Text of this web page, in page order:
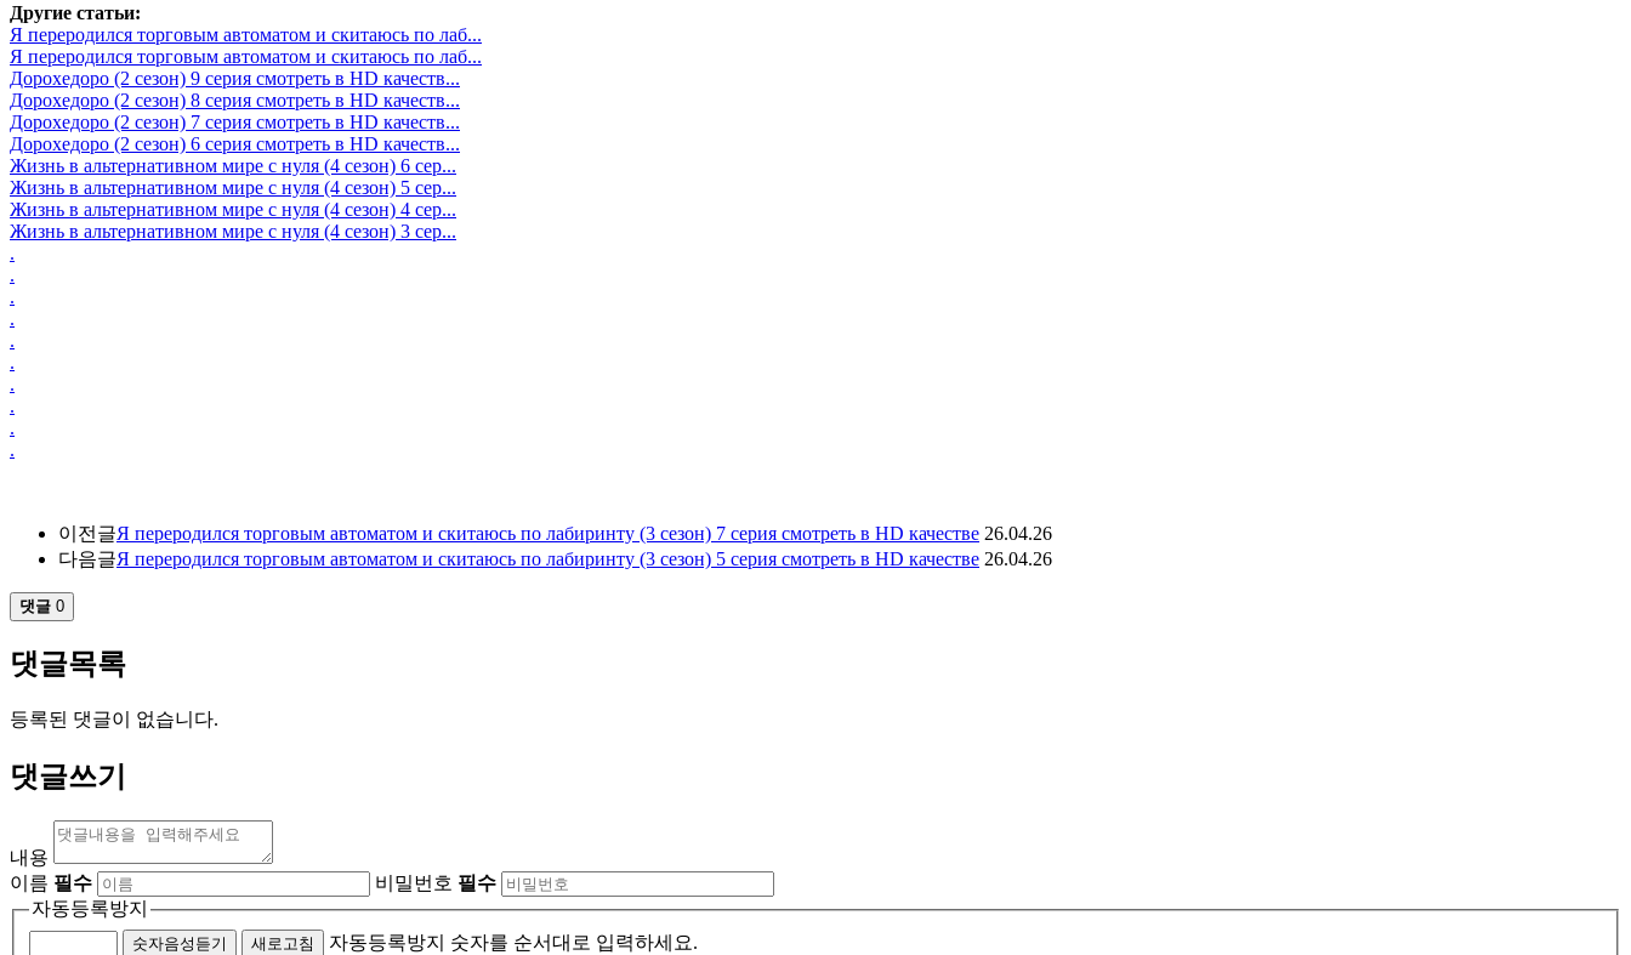
Другие статьи:
Я переродился торговым автоматом и скитаюсь по лаб...
Я переродился торговым автоматом и скитаюсь по лаб...
Дорохедоро (2 сезон) 9 серия смотреть в HD качеств...
Дорохедоро (2 сезон) 8 серия смотреть в HD качеств...
Дорохедоро (2 сезон) 7 серия смотреть в HD качеств...
Дорохедоро (2 сезон) 6 серия смотреть в HD качеств...
Жизнь в альтернативном мире с нуля (4 сезон) 6 сер...
Жизнь в альтернативном мире с нуля (4 сезон) 5 сер...
Жизнь в альтернативном мире с нуля (4 сезон) 4 сер...
Жизнь в альтернативном мире с нуля (4 сезон) 3 сер...
.
.
.
.
.
.
.
.
.
.
이전글Я переродился торговым автоматом и скитаюсь по лабиринту (3 сезон) 7 серия смотреть в HD качестве 26.04.26
다음글Я переродился торговым автоматом и скитаюсь по лабиринту (3 сезон) 5 серия смотреть в HD качестве 26.04.26
댓글 0
댓글목록
등록된 댓글이 없습니다.
댓글쓰기
내용
이름 필수 비밀번호 필수
자동등록방지
숫자음성듣기 새로고침 자동등록방지 숫자를 순서대로 입력하세요.